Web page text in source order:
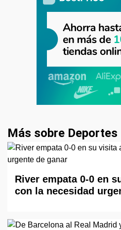
Más sobre Deportes
River empata 0-0 en
con la necesidad